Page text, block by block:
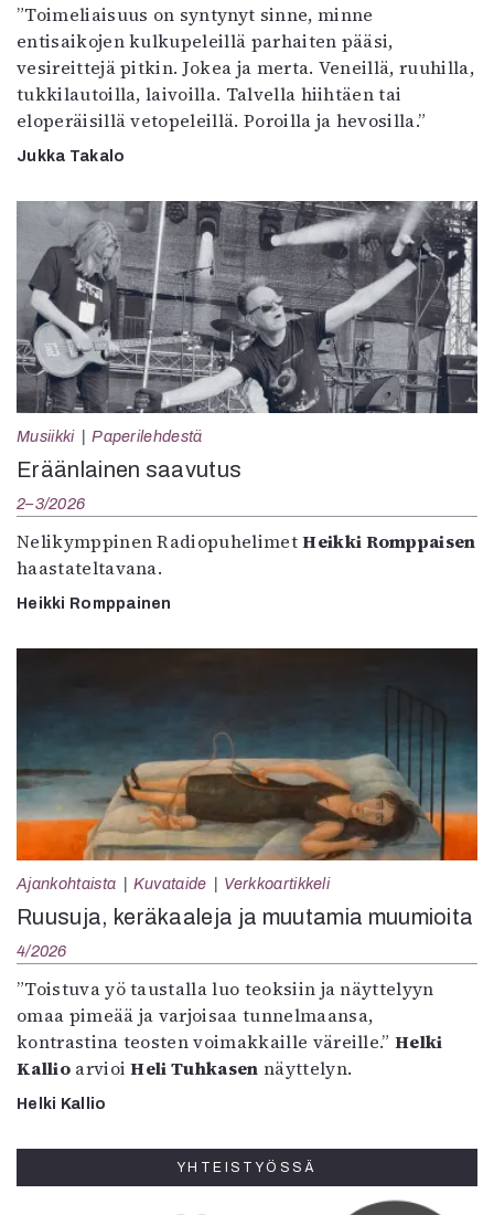
”Toimeliaisuus on syntynyt sinne, minne
entisaikojen kulkupeleillä parhaiten pääsi,
vesireittejä pitkin. Jokea ja merta. Veneillä, ruuhilla,
tukkilautoilla, laivoilla. Talvella hiihtäen tai
eloperäisillä vetopeleillä. Poroilla ja hevosilla.”
Jukka Takalo
Musiikki Paperilehdestä
Eräänlainen saavutus
2–3/2026
Nelikymppinen RadiopuhelimetHeikki Romppaisen
haastateltavana.
Heikki Romppainen
Ajankohtaista Kuvataide Verkkoartikkeli
Ruusuja, keräkaaleja ja muutamia muumioita
4/2026
”Toistuva yö taustalla luo teoksiin ja näyttelyyn
omaa pimeää ja varjoisaa tunnelmaansa,
kontrastina teosten voimakkaille väreille.”Helki
KallioarvioiHeli Tuhkasen näyttelyn.
Helki Kallio
YHTEISTYÖSSÄ